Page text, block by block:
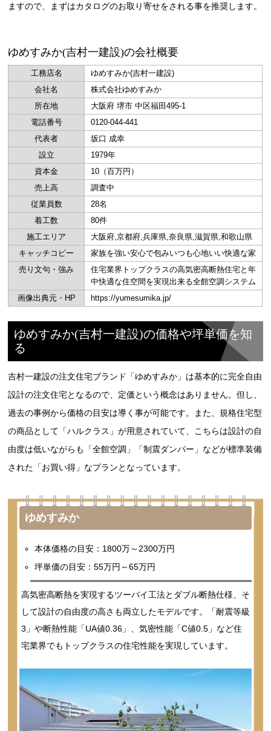
ますので、まずはカタログのお取り寄せをされる事を推奨します。
ゆめすみか(吉村一建設)の会社概要
工務店名
ゆめすみか(吉村一建設)
会社名
株式会社ゆめすみか
所在地
大阪府 堺市 中区福田495-1
電話番号
0120-044-441
代表者
坂口 成幸
設立
1979年
資本金
10（百万円）
売上高
調査中
従業員数
28名
着工数
80件
施工エリア
大阪府,京都府,兵庫県,奈良県,滋賀県,和歌山県
キャッチコピー
家族を強い安心で包みいつも心地いい快適な家
売り文句・強み
住宅業界トップクラスの高気密高断熱住宅と年
中快適な住空間を実現出来る全館空調システム
画像出典元・HP
https://yumesumika.jp/
ゆめすみか(吉村一建設)の価格や坪単価を知
る
吉村一建設の注文住宅ブランド「ゆめすみか」は基本的に完全自由
設計の注文住宅となるので、定価という概念はありません。但し、
過去の事例から価格の目安は導く事が可能です。また、規格住宅型
の商品として「ハルクラス」が用意されていて、こちらは設計の自
由度は低いながらも「全館空調」「制震ダンパー」などが標準装備
された「お買い得」なプランとなっています。
ゆめすみか
本体価格の目安：1800万～2300万円
坪単価の目安：55万円～65万円
高気密高断熱を実現するツーバイ工法とダブル断熱仕様、そ
して設計の自由度の高さも両立したモデルです。「耐震等級
3」や断熱性能「UA値0.36」、気密性能「C値0.5」など住
宅業界でもトップクラスの住宅性能を実現しています。